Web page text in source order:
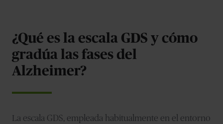
¿Qué es la escala GDS y cómo
gradúa las fases del
Alzheimer?
La escala GDS, empleada habitualmente en el entorno